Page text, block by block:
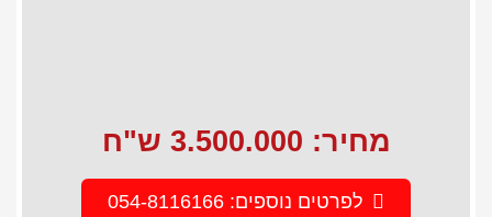
מחיר: 3.500.000 ש"ח
לפרטים נוספים: 054-8116166